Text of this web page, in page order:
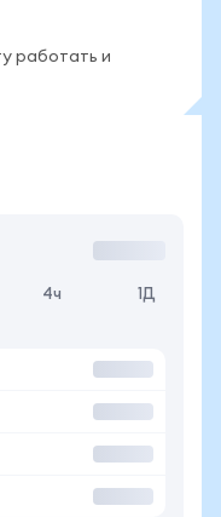
работать и
4ч 1Д